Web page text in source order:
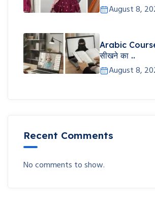
August 8,
Arabic Course
सीखने का ..
August 8,
Recent Comments
No comments to show.